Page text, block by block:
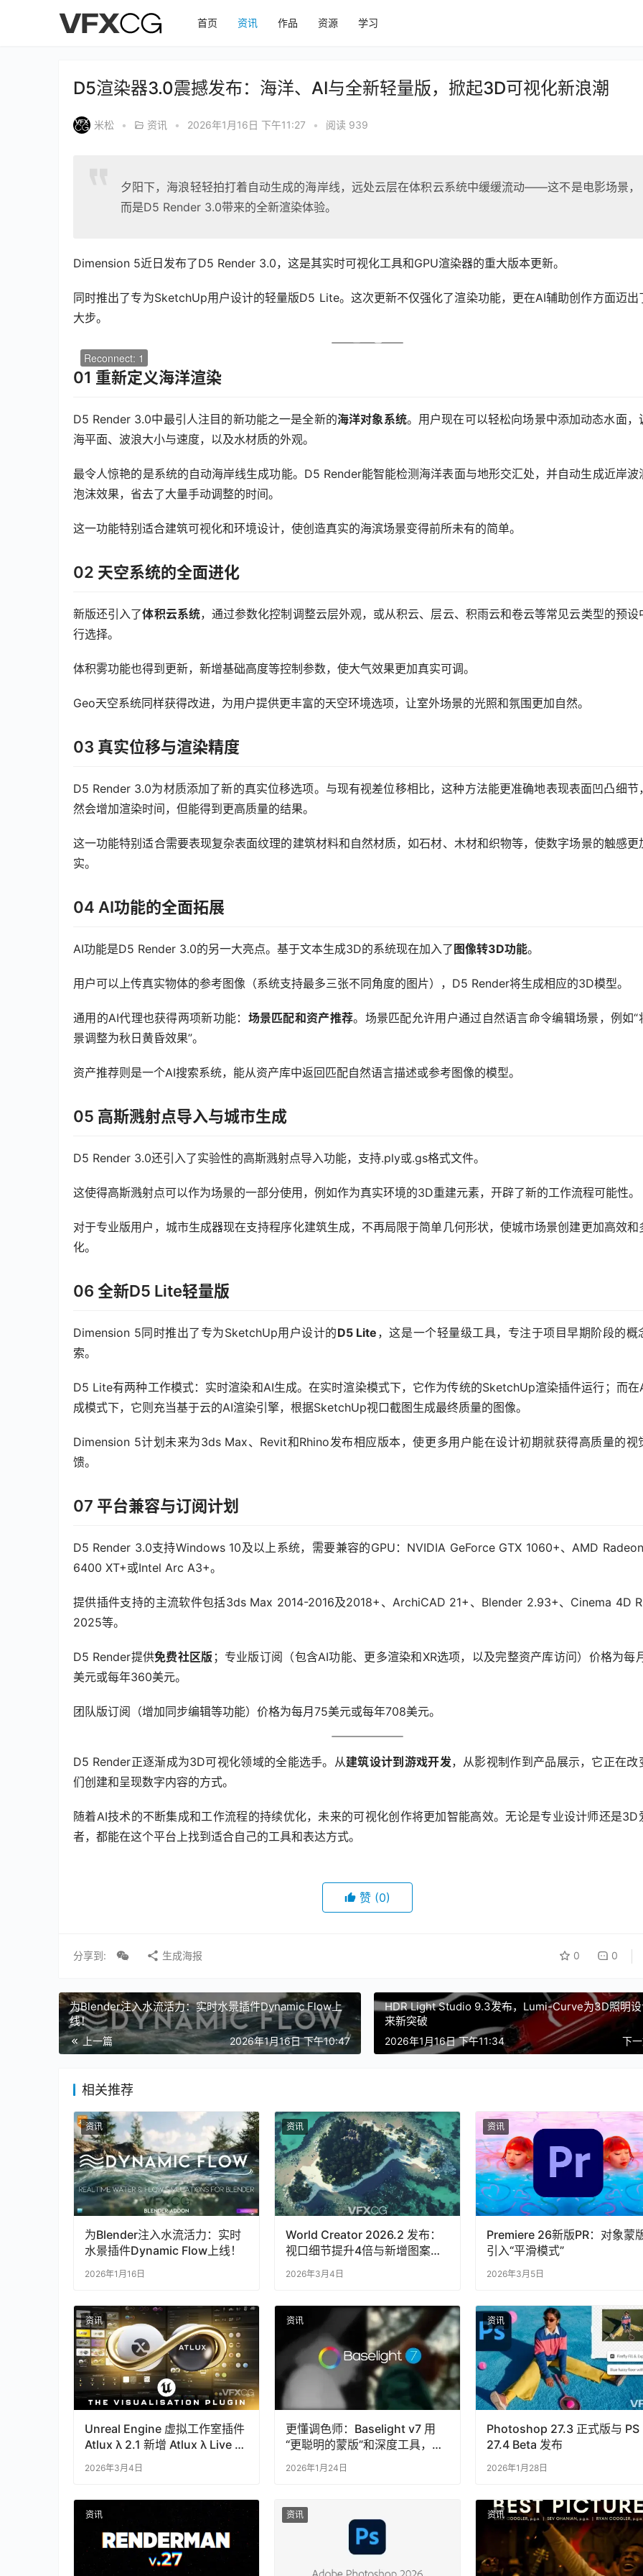
首页 资讯 作品 资源 学习
D5渲染器3.0震撼发布：海洋、AI与全新轻量版，掀起3D可视化新浪潮
米松 • 资讯 • 2026年1月16日 下午11:27 • 阅读 939
夕阳下，海浪轻轻拍打着自动生成的海岸线，远处云层在体积云系统中缓缓流动——这不是电影场景，
而是D5 Render 3.0带来的全新渲染体验。
Dimension 5近日发布了D5 Render 3.0，这是其实时可视化工具和GPU渲染器的重大版本更新。
同时推出了专为SketchUp用户设计的轻量版D5 Lite。这次更新不仅强化了渲染功能，更在AI辅助创作方面迈出
大步。
01 重新定义海洋渲染
D5 Render 3.0中最引人注目的新功能之一是全新的海洋对象系统。用户现在可以轻松向场景中添加动态水面，
海平面、波浪大小与速度，以及水材质的外观。
最令人惊艳的是系统的自动海岸线生成功能。D5 Render能智能检测海洋表面与地形交汇处，并自动生成近岸波
泡沫效果，省去了大量手动调整的时间。
这一功能特别适合建筑可视化和环境设计，使创造真实的海滨场景变得前所未有的简单。
02 天空系统的全面进化
新版还引入了体积云系统，通过参数化控制调整云层外观，或从积云、层云、积雨云和卷云等常见云类型的预设
行选择。
体积雾功能也得到更新，新增基础高度等控制参数，使大气效果更加真实可调。
Geo天空系统同样获得改进，为用户提供更丰富的天空环境选项，让室外场景的光照和氛围更加自然。
03 真实位移与渲染精度
D5 Render 3.0为材质添加了新的真实位移选项。与现有视差位移相比，这种方法能更准确地表现表面凹凸细节
然会增加渲染时间，但能得到更高质量的结果。
这一功能特别适合需要表现复杂表面纹理的建筑材料和自然材质，如石材、木材和织物等，使数字场景的触感更
实。
04 AI功能的全面拓展
AI功能是D5 Render 3.0的另一大亮点。基于文本生成3D的系统现在加入了 图像转3D功能。
用户可以上传真实物体的参考图像（系统支持最多三张不同角度的图片），D5 Render将生成相应的3D模型。
通用的AI代理也获得两项新功能： 场景匹配和资产推荐。场景匹配允许用户通过自然语言命令编辑场景，例如“
景调整为秋日黄昏效果”。
资产推荐则是一个AI搜索系统，能从资产库中返回匹配自然语言描述或参考图像的模型。
05 高斯溅射点导入与城市生成
D5 Render 3.0还引入了实验性的高斯溅射点导入功能，支持.ply或.gs格式文件。
这使得高斯溅射点可以作为场景的一部分使用，例如作为真实环境的3D重建元素，开辟了新的工作流程可能性。
对于专业版用户，城市生成器现在支持程序化建筑生成，不再局限于简单几何形状，使城市场景创建更加高效和
化。
06 全新D5 Lite轻量版
Dimension 5同时推出了专为SketchUp用户设计的D5 Lite ，这是一个轻量级工具，专注于项目早期阶段的概
索。
D5 Lite有两种工作模式：实时渲染和AI生成。在实时渲染模式下，它作为传统的SketchUp渲染插件运行；而在
成模式下，它则充当基于云的AI渲染引擎，根据SketchUp视口截图生成最终质量的图像。
Dimension 5计划未来为3ds Max、Revit和Rhino发布相应版本，使更多用户能在设计初期就获得高质量的视
馈。
07 平台兼容与订阅计划
D5 Render 3.0支持Windows 10及以上系统，需要兼容的GPU：NVIDIA GeForce GTX 1060+、AMD
6400 XT+或Intel Arc A3+。
提供插件支持的主流软件包括3ds Max 2014-2016及2018+、ArchiCAD 21+、Blender 2.93+、Cinema 4D
2025等。
D5 Render提供免费社区版 ；专业版订阅（包含AI功能、更多渲染和XR选项，以及完整资产库访问）价格为每
美元或每年360美元。
团队版订阅（增加同步编辑等功能）价格为每月75美元或每年708美元。
D5 Render正逐渐成为3D可视化领域的全能选手。从建筑设计到游戏开发，从影视制作到产品展示，它正在改
们创建和呈现数字内容的方式。
随着AI技术的不断集成和工作流程的持续优化，未来的可视化创作将更加智能高效。无论是专业设计师还是3D
者，都能在这个平台上找到适合自己的工具和表达方式。
赞 (0)
分享到: 生成海报 0 0
为Blender注入水流活力：实时水景插件Dynamic Flow上
线！
上一篇 2026年1月16日 下午10:47
HDR Light Studio 9.3发布，Lumi-Curve为3D照明设
来新突破
下
2026年1月16日 下午11:34
相关推荐
资讯
为Blender注入水流活力：实时
水景插件Dynamic Flow上线！
2026年1月16日
资讯
World Creator 2026.2 发布：
视口细节提升4倍与新增图案分
布功能
2026年3月4日
资讯
Premiere 26新版PR：对象蒙
引入“平滑模式”
2026年3月5日
资讯
Unreal Engine 虚拟工作室插件
Atlux λ 2.1 新增 Atlux λ Live 功
2026年3月4日
资讯
更懂调色师：Baselight v7 用
“更聪明的蒙版”和深度工具，给
复杂项目上了一道“保险”
2026年1月24日
资讯
Photoshop 27.3 正式版与 PS
27.4 Beta 发布
2026年1月28日
资讯 资讯 资讯